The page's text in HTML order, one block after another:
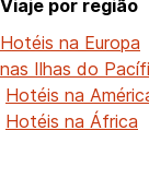
Viaje por região
Hotéis na Europa
nas Ilhas do
Hotéis na
Hotéis na África